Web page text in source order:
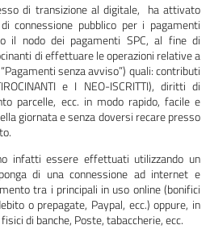
di transizione al digitale, ha attivato
connessione pubblico per i pagamenti
il nodo dei pagamenti SPC, al fine di
di effettuare le operazioni relative a
senza avviso”) quali: contributi
e I NEO-ISCRITTI), diritti di
parcelle, ecc. in modo rapido, facile e
giornata e senza doversi recare presso
infatti essere effettuati utilizzando un
di una connessione ad internet e
tra i principali in uso online (bonifici
o prepagate, Paypal, ecc.) oppure, in
di banche, Poste, tabaccherie, ecc.